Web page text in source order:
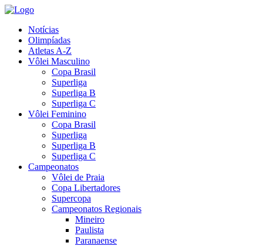
Notícias
Olimpíadas
Atletas A-Z
Vôlei Masculino
Copa Brasil
Superliga
Superliga B
Superliga C
Vôlei Feminino
Copa Brasil
Superliga
Superliga B
Superliga C
Campeonatos
Vôlei de Praia
Copa Libertadores
Supercopa
Campeonatos Regionais
Mineiro
Paulista
Paranaense